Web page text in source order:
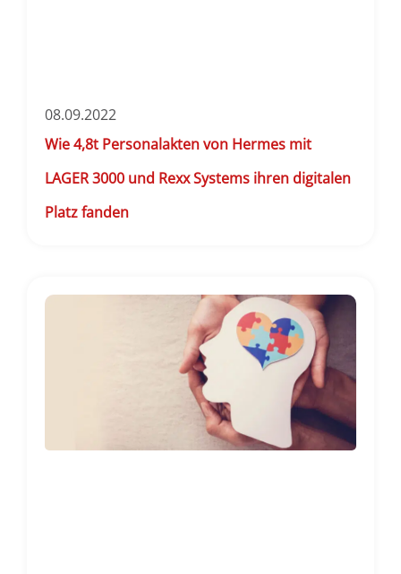
08.09.2022
Wie 4,8t Personalakten von Hermes mit
LAGER 3000 und Rexx Systems ihren digitalen
Platz fanden